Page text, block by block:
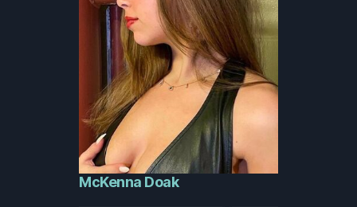
McKenna Doak